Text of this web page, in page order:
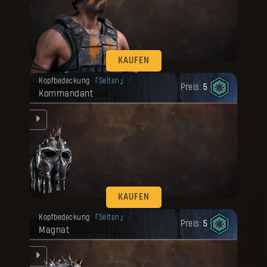
KAUFEN
Kopfbedeckung Selten
Kommandant
Preis: 5
KAUFEN
Deine Belohnung ist freigeschaltet
worden.
Kopfbedeckung Selten
Magnat
Preis: 5
Deine Belohnung ist freigeschaltet
worden.